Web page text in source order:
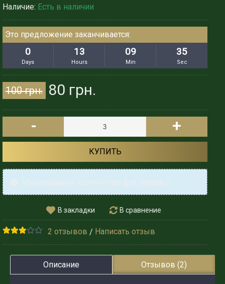
Наличие: Есть в наличии
Это предложение заканчивается:
0
Days
13
Hours
09
Min
32
Sec
100 грн. 80 грн.
- +
КУПИТЬ
В закладки В сравнение
2 отзывов / Написать отзыв
Описание Отзывов (2)